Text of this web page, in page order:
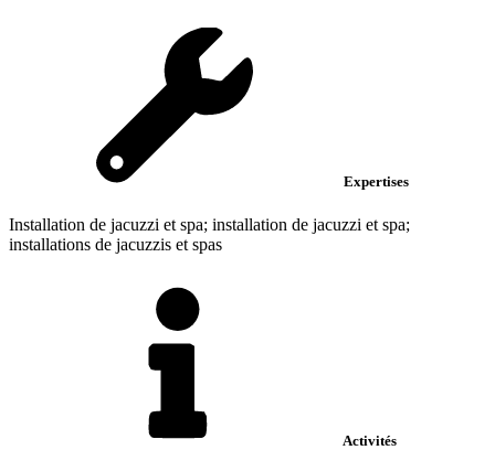
Expertises
Installation de jacuzzi et spa; installation de jacuzzi et spa;
installations de jacuzzis et spas
Activités